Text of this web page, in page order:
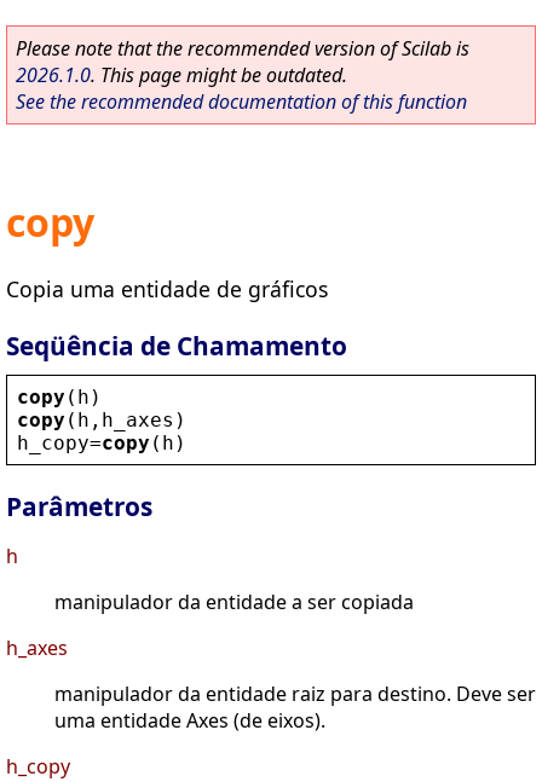
Please note that the recommended version of Scilab is
2026.1.0. This page might be outdated.
See the recommended documentation of this function
copy
Copia uma entidade de gráficos
Seqüência de Chamamento
copy ( h )
copy ( h , h_axes )
h_copy=copy ( h )
Parâmetros
h
manipulador da entidade a ser copiada
h_axes
manipulador da entidade raiz para destino. Deve ser
uma entidade Axes (de eixos).
h_copy